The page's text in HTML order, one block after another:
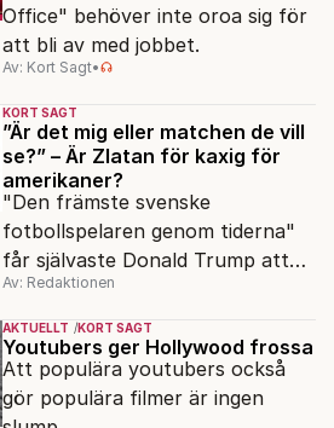
Office" behöver inte oroa sig för
att bli av med jobbet.
Av: Kort Sagt•
KORT SAGT
”Är det mig eller matchen de vill
se?” – Är Zlatan för kaxig för
amerikaner?
"Den främste svenske
fotbollspelaren genom tiderna"
får självaste Donald Trump att
rodna.
Av: Redaktionen
AKTUELLT KORT SAGT
Youtubers ger Hollywood frossa
Att populära youtubers också
gör populära filmer är ingen